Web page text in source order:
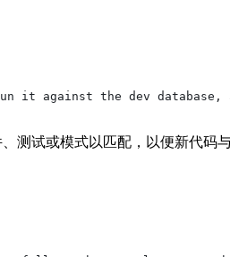
it against the dev database,
测试或模式以匹配，以便新代码